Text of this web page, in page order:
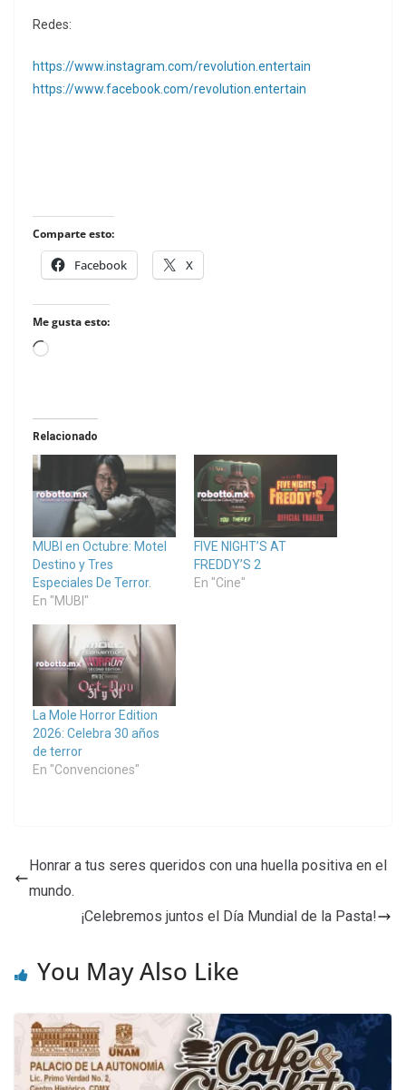
Redes:
https://www.instagram.com/revolution.entertain
https://www.facebook.com/revolution.entertain
Comparte esto:
Facebook X
Me gusta esto:
Loading…
Relacionado
MUBI en Octubre: Motel
Destino y Tres
Especiales De Terror.
En "MUBI"
FIVE NIGHT’S AT
FREDDY’S 2
En "Cine"
La Mole Horror Edition
2026: Celebra 30 años
de terror
En "Convenciones"
Honrar a tus seres queridos con una huella positiva en el
mundo.
¡Celebremos juntos el Día Mundial de la Pasta!
You May Also Like